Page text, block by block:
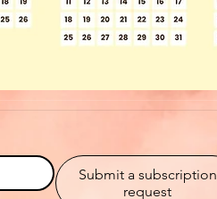
Submit a subscription
request